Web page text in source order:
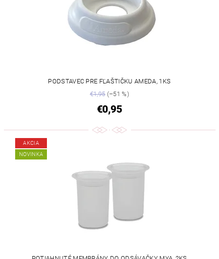
PODSTAVEC PRE FĽAŠTIČKU AMEDA, 1KS
€1,95(–51 %)
€0,95
AKCIA
NOVINKA